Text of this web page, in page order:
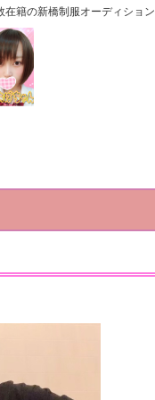
籍の新橋制服オーディショ